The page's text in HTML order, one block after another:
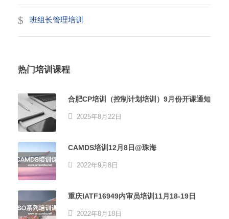
班组长管理培训
热门培训课程
合肥CP培训（控制计划培训）9月份开课通知
2025年8月22日
CAMDS培训12月8日@珠海
2022年9月8日
重庆IATF16949内审员培训11月18-19日
2022年8月18日